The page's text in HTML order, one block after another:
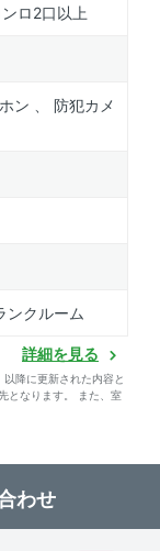
ロ2口以上
ン 、 防犯カメ
ンクルーム
詳細を見る
降に更新された内容と
となります。 また、室
わせ